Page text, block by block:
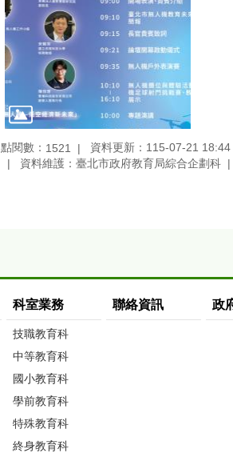
點閱數： 1521 資料更新：115-07-21 18:44
資料維護：臺北市政府教育局綜合企劃科
科室業務
技職教育科
中等教育科
國小教育科
學前教育科
特殊教育科
終身教育科
聯絡資訊 政